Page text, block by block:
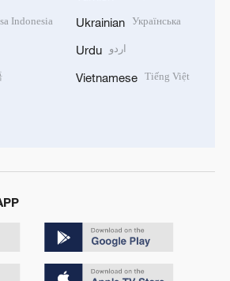
Indonesia Ukrainian Українська
Urdu اردو
Vietnamese Tiếng Việt